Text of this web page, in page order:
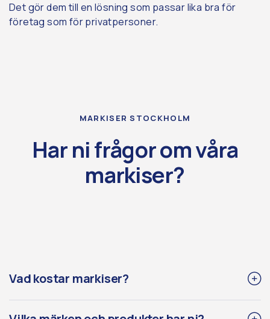
Det gör dem till en lösning som passar lika bra för
företag som för privatpersoner.
MARKISER STOCKHOLM
Har ni frågor om våra
markiser?
Vad kostar markiser?